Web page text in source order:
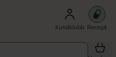
Kundklubb Recept